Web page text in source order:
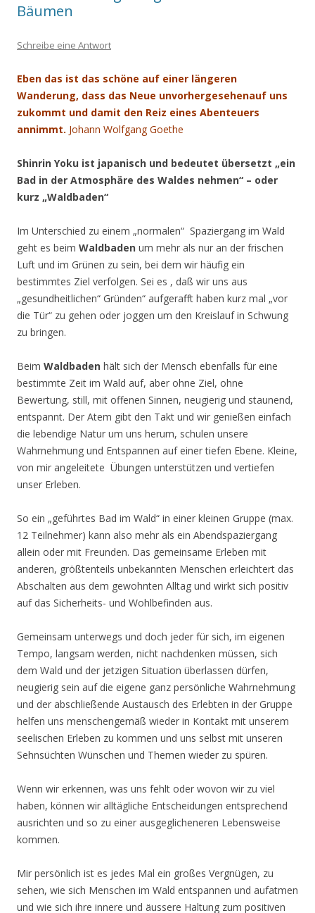
Bäumen
Schreibe eine Antwort
Eben das ist das schöne auf einer längeren
Wanderung, dass das Neue unvorhergesehenauf uns
zukommt und damit den Reiz eines Abenteuers
annimmt. Johann Wolfgang Goethe
Shinrin Yoku ist japanisch und bedeutet übersetzt „ein
Bad in der Atmosphäre des Waldes nehmen“ – oder
kurz „Waldbaden“
Im Unterschied zu einem „normalen“ Spaziergang im Wald
geht es beim Waldbaden um mehr als nur an der frischen
Luft und im Grünen zu sein, bei dem wir häufig ein
bestimmtes Ziel verfolgen. Sei es , daß wir uns aus
„gesundheitlichen“ Gründen“ aufgerafft haben kurz mal „vor
die Tür“ zu gehen oder joggen um den Kreislauf in Schwung
zu bringen.
Beim Waldbaden hält sich der Mensch ebenfalls für eine
bestimmte Zeit im Wald auf, aber ohne Ziel, ohne
Bewertung, still, mit offenen Sinnen, neugierig und staunend,
entspannt. Der Atem gibt den Takt und wir genießen einfach
die lebendige Natur um uns herum, schulen unsere
Wahrnehmung und Entspannen auf einer tiefen Ebene. Kleine,
von mir angeleitete Übungen unterstützen und vertiefen
unser Erleben.
So ein „geführtes Bad im Wald“ in einer kleinen Gruppe (max.
12 Teilnehmer) kann also mehr als ein Abendspaziergang
allein oder mit Freunden. Das gemeinsame Erleben mit
anderen, größtenteils unbekannten Menschen erleichtert das
Abschalten aus dem gewohnten Alltag und wirkt sich positiv
auf das Sicherheits- und Wohlbefinden aus.
Gemeinsam unterwegs und doch jeder für sich, im eigenen
Tempo, langsam werden, nicht nachdenken müssen, sich
dem Wald und der jetzigen Situation überlassen dürfen,
neugierig sein auf die eigene ganz persönliche Wahrnehmung
und der abschließende Austausch des Erlebten in der Gruppe
helfen uns menschengemäß wieder in Kontakt mit unserem
seelischen Erleben zu kommen und uns selbst mit unseren
Sehnsüchten Wünschen und Themen wieder zu spüren.
Wenn wir erkennen, was uns fehlt oder wovon wir zu viel
haben, können wir alltägliche Entscheidungen entsprechend
ausrichten und so zu einer ausgeglicheneren Lebensweise
kommen.
Mir persönlich ist es jedes Mal ein großes Vergnügen, zu
sehen, wie sich Menschen im Wald entspannen und aufatmen
und wie sich ihre innere und äussere Haltung zum positiven